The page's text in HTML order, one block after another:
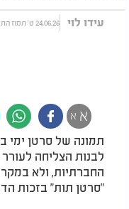
עידו לוי 24.06.26 ט' תמוז התשפ"ו
א א
תמונה של סרטן ימי
לבנות הצליחה
החברתיות, ולא
"סרטן תות" בזכות